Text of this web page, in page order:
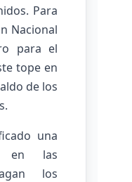
Para
Nacional
para el
tope en
de los
una
en las
los